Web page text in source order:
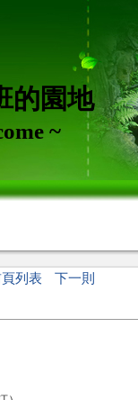
的園地
~
列表 下一則